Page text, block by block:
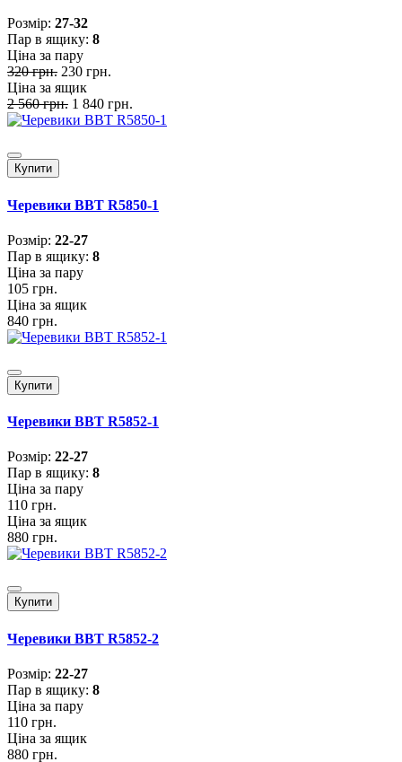
Розмiр: 27-32
Пар в ящику: 8
Ціна за пару
320 грн. 230 грн.
Ціна за ящик
2 560 грн. 1 840 грн.
Купити
Черевики BBT R5850-1
Розмiр: 22-27
Пар в ящику: 8
Ціна за пару
105 грн.
Ціна за ящик
840 грн.
Купити
Черевики BBT R5852-1
Розмiр: 22-27
Пар в ящику: 8
Ціна за пару
110 грн.
Ціна за ящик
880 грн.
Купити
Черевики BBT R5852-2
Розмiр: 22-27
Пар в ящику: 8
Ціна за пару
110 грн.
Ціна за ящик
880 грн.